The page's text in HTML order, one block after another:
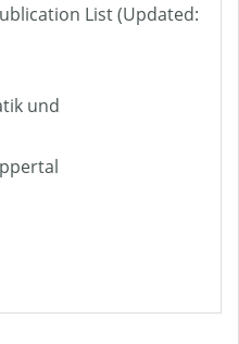
List (Updated:
und